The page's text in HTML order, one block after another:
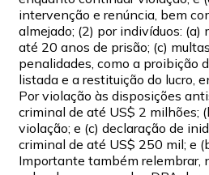
intervenção e renúncia, bem
almejado; (2) por indivíduos:
até 20 anos de prisão; (c)
penalidades, como a proibição
listada e a restituição do lucro,
Por violação às disposições
criminal de até US$ 2 milhões;
violação; e (c) declaração de
criminal de até US$ 250 mil; e
Importante também relembrar,